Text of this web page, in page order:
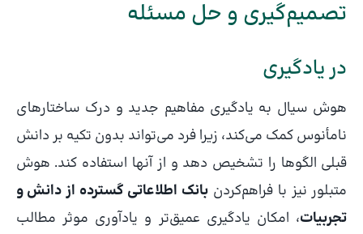
تصمیم‌گیری و حل مسئله
در یادگیری
هوش سیال به یادگیری مفاهیم جدید و درک ساختارهای
نامأنوس کمک می‌کند، زیرا فرد می‌تواند بدون تکیه بر دانش
قبلی الگوها را تشخیص دهد و از آنها استفاده کند. هوش
متبلور نیز با فراهم‌کردنبانک اطلاعاتی گسترده از دانش و
تجربیات، امکان یادگیری عمیق‌تر و یادآوری موثر مطالب